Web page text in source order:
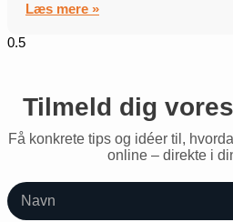
Læs mere »
Tilmeld dig
Få konkrete tips og idéer til,
online – direkte i